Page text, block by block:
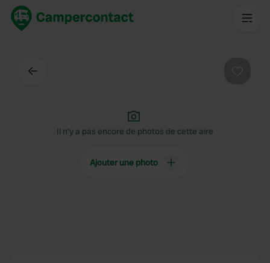
Il n'y a pas encore de photos de cette aire
Ajouter une photo